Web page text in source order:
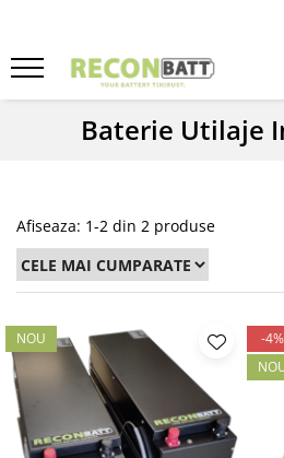
Produse
Baterie bicicleta/ trotineta electrica
Baterie barca
Baterie rulota
Celule Li-ion
Celule LFP
Baterie masinute
BMS
BMS Li-Ion
BMS LFP
Baterie Utilaje
Afiseaza: 1-2 din 2 produse
NOU
-4%